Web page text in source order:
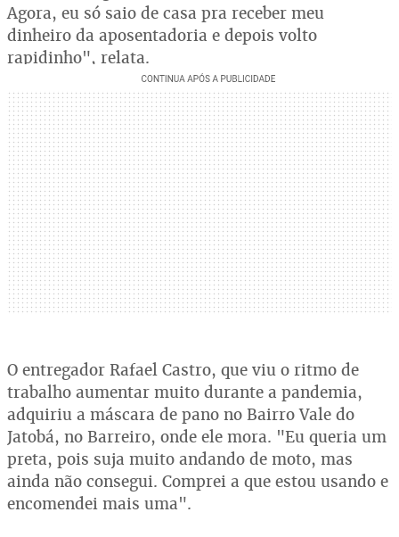
Agora, eu só saio de casa pra receber meu
dinheiro da aposentadoria e depois volto
rapidinho", relata.
O entregador Rafael Castro, que viu o ritmo de
trabalho aumentar muito durante a pandemia,
adquiriu a máscara de pano no Bairro Vale do
Jatobá, no Barreiro, onde ele mora. "Eu queria um
preta, pois suja muito andando de moto, mas
ainda não consegui. Comprei a que estou usando e
encomendei mais uma".